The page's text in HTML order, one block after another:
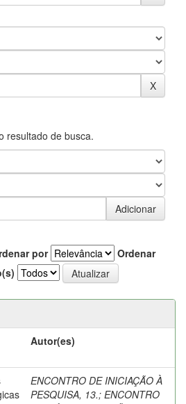
resultado de busca.
por
Ordenar
Autor(es)
ENCONTRO DE INICIAÇÃO À
PESQUISA, 13.; ENCONTRO